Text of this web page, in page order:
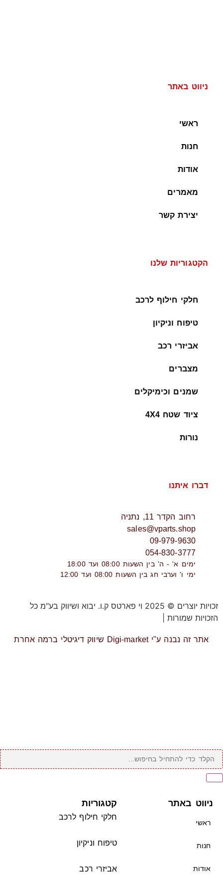
ניווט באתר
ראשי
חנות
אודות
מאמרים
יצירת קשר
הקטגוריות שלנו
חלקי חילוף לרכב
טיפוח וניקיון
אביזרי רכב
מצברים
שמנים וכימיקלים
ציוד שטח 4X4
נורות
דברו איתנו
רחוב הקדר 11, נתניה
sales@vparts.shop
09-979-9630
054-830-3777
ימים א' - ה' בין השעות 08:00 ועד 18:00
ימי ו' וערבי חג בין השעות 08:00 ועד 12:00
זכויות יוצרים © 2025 וי פארטס ק.ו. יבוא ושיווק בע"מ כל
הזכויות שמורות |
אתר זה נבנה ע"י Digi-market שיווק דיגיטלי ברמה אחרת
ניווט באתר
ראשי
חנות
אודות
קטגוריות
חלקי חילוף לרכב
טיפוח וניקיון
אביזרי רכב